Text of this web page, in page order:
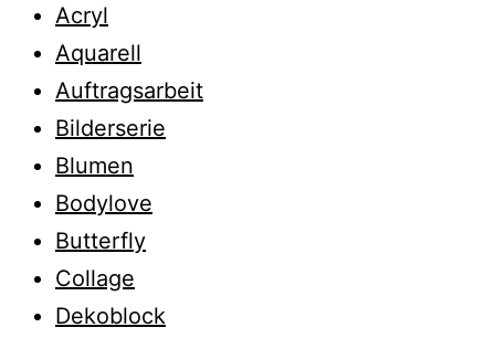
Acryl
Aquarell
Auftragsarbeit
Bilderserie
Blumen
Bodylove
Butterfly
Collage
Dekoblock